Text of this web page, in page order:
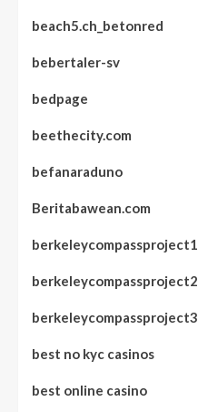
beach5.ch_betonred
bebertaler-sv
bedpage
beethecity.com
befanaraduno
Beritabawean.com
berkeleycompassproject1
berkeleycompassproject2
berkeleycompassproject3
best no kyc casinos
best online casino